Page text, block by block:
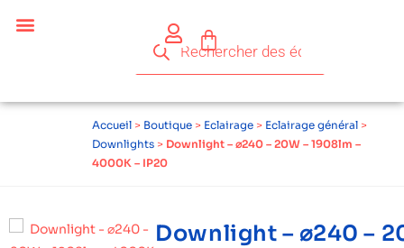
Accueil > Boutique > Eclairage > Eclairage général >
Downlights > Downlight – ⌀240 – 20W – 1908lm –
4000K – IP20
Downlight – ⌀240 –